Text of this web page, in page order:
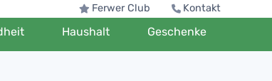
Ferwer Club Kontakt
Haushalt Geschenke